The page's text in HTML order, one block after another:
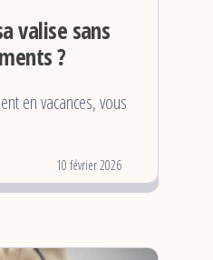
valise sans
?
en vacances, vous
10 février 2026